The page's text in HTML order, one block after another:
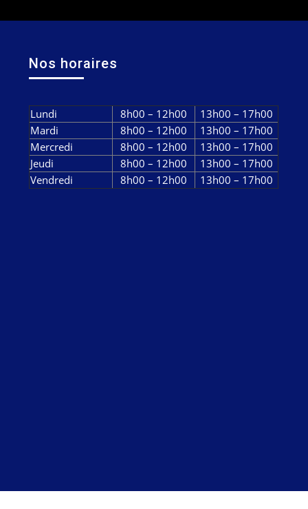
Nos horaires
Lundi 8h00 – 12h00
13h00 – 17h00
Mardi
8h00 – 12h00
13h00 – 17h00
Mercredi
8h00 – 12h00
13h00 – 17h00
Jeudi
8h00 – 12h00
13h00 – 17h00
Vendredi
8h00 – 12h00 13h00 – 17h00